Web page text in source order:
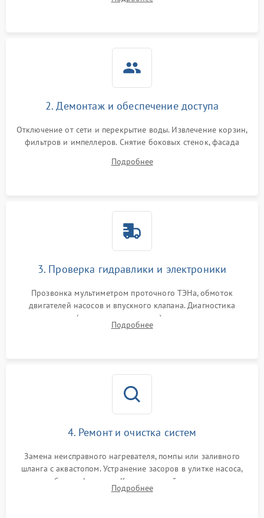
разбрызгивателей или срабатывание системы защиты
2. Демонтаж и обеспечение доступа
Отключение от сети и перекрытие воды. Извлечение корзин,
фильтров и импеллеров. Снятие боковых стенок, фасада
циркуляционному насосу, ТЭНу и сливной помпе.
Подробнее
3. Проверка гидравлики и электроники
Прозвонка мультиметром проточного ТЭНа, обмоток
двигателей насосов и впускного клапана. Диагностика
прессостата (датчика уровня воды), датчика мутности,
концевика дверцы и электронного модуля управления.
Подробнее
4. Ремонт и очистка систем
Замена неисправного нагревателя, помпы или заливного
шланга с аквастопом. Устранение засоров в улитке насоса,
патрубках и фильтрах. Компонентный ремонт платы
управления, восстановление поврежденной проводки.
Подробнее